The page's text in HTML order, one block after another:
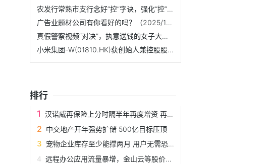
农发行常熟市支行念好“控”字诀，强化“控”字，严守风险底...
广告业题材公司有你看好的吗？（2025/11/24）_动态
真假警察视频“对决”，执意送钱的女子大惊失色
小米集团-W(01810.HK)获创始人兼控股股东雷军增持260万股B类...
排行
汉诺威再保险上分时隔半年再度增资 再保主体陆续增资提升实力
中交地产开年强势扩储 500亿目标压顶
宠物企业库存至少能撑两月 用户无需恐慌
远程办公应用流量暴增，金山云等股价涨势明显